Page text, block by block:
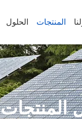
المنتجات الحلول
المنتجات